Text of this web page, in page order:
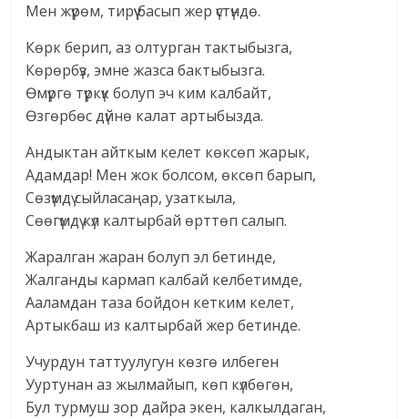
Мен жүрөм, тирүү басып жер үстүндө.
Көрк берип, аз олтурган тактыбызга,
Көрөрбүз, эмне жазса бактыбызга.
Өмүргө түркүк болуп эч ким калбайт,
Өзгөрбөс дүйнө калат артыбызда.
Андыктан айткым келет көксөп жарык,
Адамдар! Мен жок болсом, өксөп барып,
Сөзүмдү сыйласаңар, узаткыла,
Сөөгүмдү күл калтырбай өрттөп салып.
Жаралган жаран болуп эл бетинде,
Жалганды кармап калбай келбетимде,
Ааламдан таза бойдон кетким келет,
Артыкбаш из калтырбай жер бетинде.
Учурдун таттуулугун көзгө илбеген
Ууртунан аз жылмайып, көп күлбөгөн,
Бул турмуш зор дайра экен, калкылдаган,